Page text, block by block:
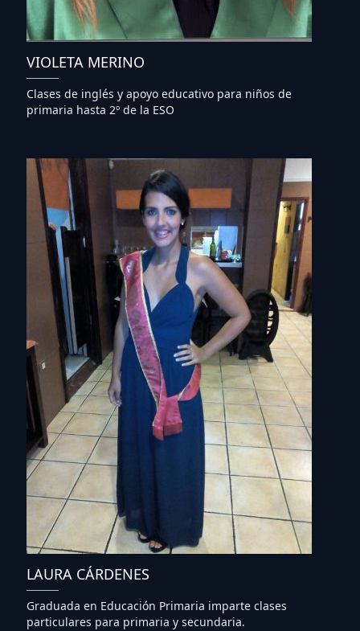
VIOLETA MERINO
Clases de inglés y apoyo educativo para niños de
primaria hasta 2º de la ESO
LAURA CÁRDENES
Graduada en Educación Primaria imparte clases
particulares para primaria y secundaria.